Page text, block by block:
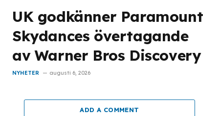
UK godkänner Paramount
Skydances övertagande
av Warner Bros Discovery
NYHETER augusti 6, 2026
ADD A COMMENT